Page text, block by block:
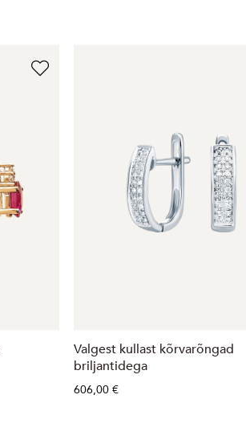
Valgest kullast kõrvarõngad
briljantidega
606,00 €